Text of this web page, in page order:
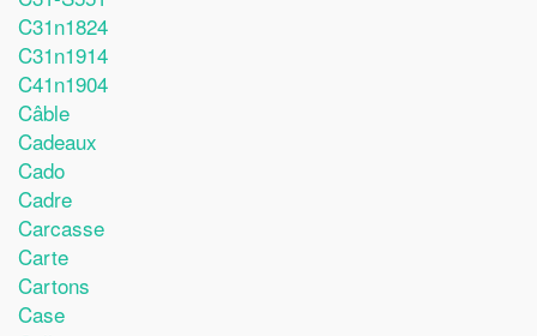
C31n1824
C31n1914
C41n1904
Câble
Cadeaux
Cado
Cadre
Carcasse
Carte
Cartons
Case